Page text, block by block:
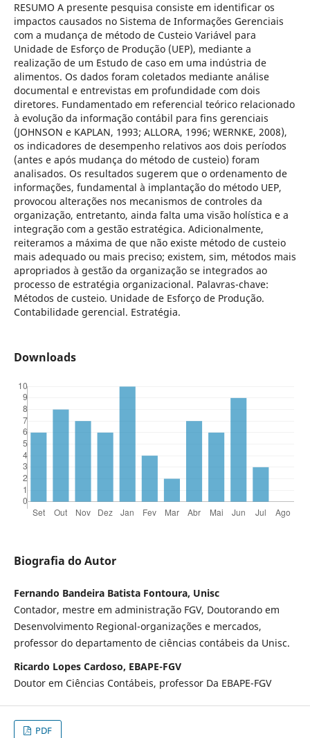
RESUMO A presente pesquisa consiste em identificar os
impactos causados no Sistema de Informações Gerenciais
com a mudança de método de Custeio Variável para
Unidade de Esforço de Produção (UEP), mediante a
realização de um Estudo de caso em uma indústria de
alimentos. Os dados foram coletados mediante análise
documental e entrevistas em profundidade com dois
diretores. Fundamentado em referencial teórico relacionado
à evolução da informação contábil para fins gerenciais
(JOHNSON e KAPLAN, 1993; ALLORA, 1996; WERNKE, 2008),
os indicadores de desempenho relativos aos dois períodos
(antes e após mudança do método de custeio) foram
analisados. Os resultados sugerem que o ordenamento de
informações, fundamental à implantação do método UEP,
provocou alterações nos mecanismos de controles da
organização, entretanto, ainda falta uma visão holística e a
integração com a gestão estratégica. Adicionalmente,
reiteramos a máxima de que não existe método de custeio
mais adequado ou mais preciso; existem, sim, métodos mais
apropriados à gestão da organização se integrados ao
processo de estratégia organizacional. Palavras-chave:
Métodos de custeio. Unidade de Esforço de Produção.
Contabilidade gerencial. Estratégia.
Downloads
Biografia do Autor
Fernando Bandeira Batista Fontoura, Unisc
Contador, mestre em administração FGV, Doutorando em
Desenvolvimento Regional-organizações e mercados,
professor do departamento de ciências contábeis da Unisc.
Ricardo Lopes Cardoso, EBAPE-FGV
Doutor em Ciências Contábeis, professor Da EBAPE-FGV
PDF